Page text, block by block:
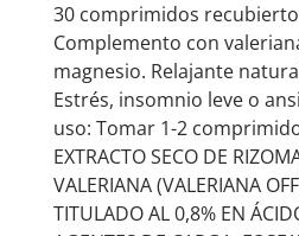
30 comprimidos
Complemento con
magnesio. Relajante
Estrés, insomnio leve o
uso: Tomar 1-2
EXTRACTO SECO DE
VALERIANA (VALERIANA
TITULADO AL 0,8% EN